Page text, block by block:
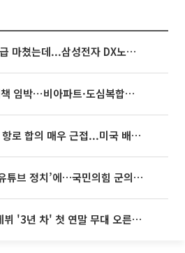
3445억 자사주 지급 마쳤는데...삼성전자 DX노조, 뒤늦은 '떼쓰기 집회'
영끌 '주택공급' 대책 임박⋯비아파트·도심복합까지 총동원
이란 “호르무즈 새 항로 합의 매우 근접...미국 배상 먼저”
우성빈 기장군수 ‘유튜브 정치’에…국민의힘 군의원들 집단 반발
'전참시' 리센느, 데뷔 '3년 차' 첫 연말 무대 오른다⋯"그동안 섭외 안 와"